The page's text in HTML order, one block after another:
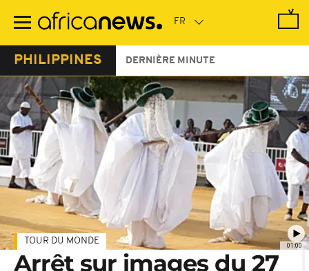
contenu
PHILIPPINES DERNIÈRE MINUTE
01:00
TOUR DU MONDE
Arrêt sur images du 27